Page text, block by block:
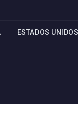
ESTADOS UNIDOS